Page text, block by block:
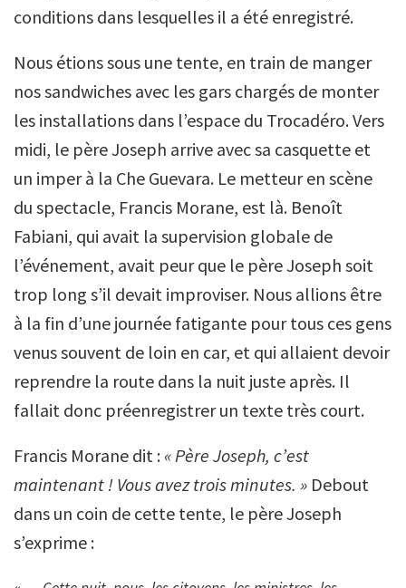
conditions dans lesquelles il a été enregistré.
Nous étions sous une tente, en train de manger
nos sandwiches avec les gars chargés de monter
les installations dans l’espace du Trocadéro. Vers
midi, le père Joseph arrive avec sa casquette et
un imper à la Che Guevara. Le metteur en scène
du spectacle, Francis Morane, est là. Benoît
Fabiani, qui avait la supervision globale de
l’événement, avait peur que le père Joseph soit
trop long s’il devait improviser. Nous allions être
à la fin d’une journée fatigante pour tous ces gens
venus souvent de loin en car, et qui allaient devoir
reprendre la route dans la nuit juste après. Il
fallait donc préenregistrer un texte très court.
Francis Morane dit : « Père Joseph, c’est
maintenant ! Vous avez trois minutes. » Debout
dans un coin de cette tente, le père Joseph
s’exprime :